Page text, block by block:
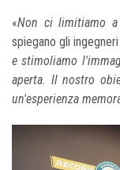
«Non ci limitiamo
spiegano gli
e stimoliamo
aperta. Il nostro
un'esperienza